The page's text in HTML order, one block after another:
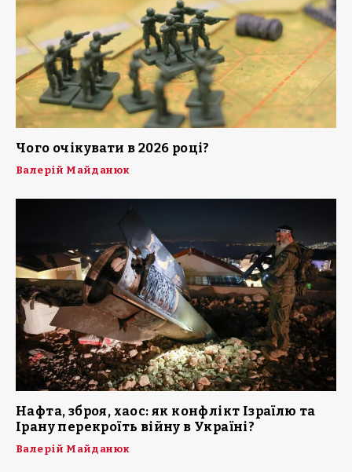
Чого очікувати в 2026 році?
Валерій Майданюк
Нафта, зброя, хаос: як конфлікт Ізраїлю та
Ірану перекроїть війну в Україні?
Валерій Майданюк